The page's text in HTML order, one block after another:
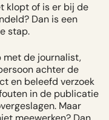
klopt of is er bij de
Dan is een
stap.
met de journalist,
achter de
en beleefd verzoek
in de publicatie
Maar